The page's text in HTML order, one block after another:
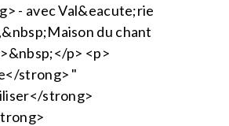
- avec Val&eacute;rie
du chant
p> <p>
strong> "
strong>